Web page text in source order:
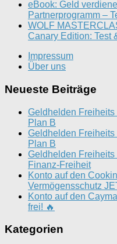
eBook: Geld
Partnerprogramm –
WOLF
Canary Edition: Test
Impressum
Über uns
Neueste Beiträge
Geldhelden
Plan B
Geldhelden
Plan B
Geldhelden
Finanz-Freiheit
Konto auf den
Vermögensschutz
Konto auf den
frei! 🔥
Kategorien